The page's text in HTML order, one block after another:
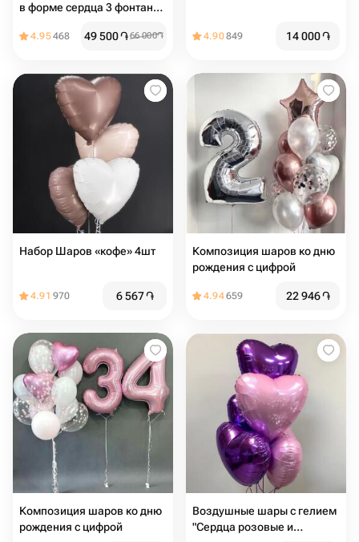
в форме сердца 3 фонтана
4.95468 49 500֏66 000֏ 4.90849 14 000֏
Набор Шаров «кофе» 4шт
4.91 970 6 567֏
Композиция шаров ко дню
рождения с цифрой
4.94659 22 946֏
Композиция шаров ко дню
рождения с цифрой
Воздушные шары с гелием
"Сердца розовые и